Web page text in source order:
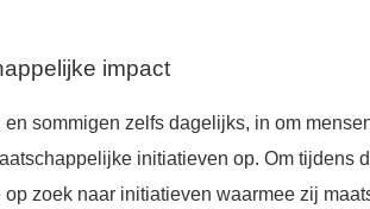
impact
sommigen zelfs dagelijks, in om
initiatieven op. Om tijdens
zoek naar initiatieven waarmee zij